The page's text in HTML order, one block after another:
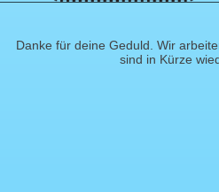
Danke für deine Geduld. Wir
sind in Kürze